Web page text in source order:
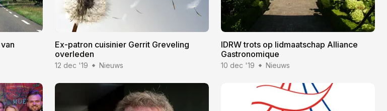
Ex-patron cuisinier Gerrit Greveling
overleden
12 dec '19 Nieuws
IDRW trots op lidmaatschap Alliance
Gastronomique
10 dec '19 Nieuws